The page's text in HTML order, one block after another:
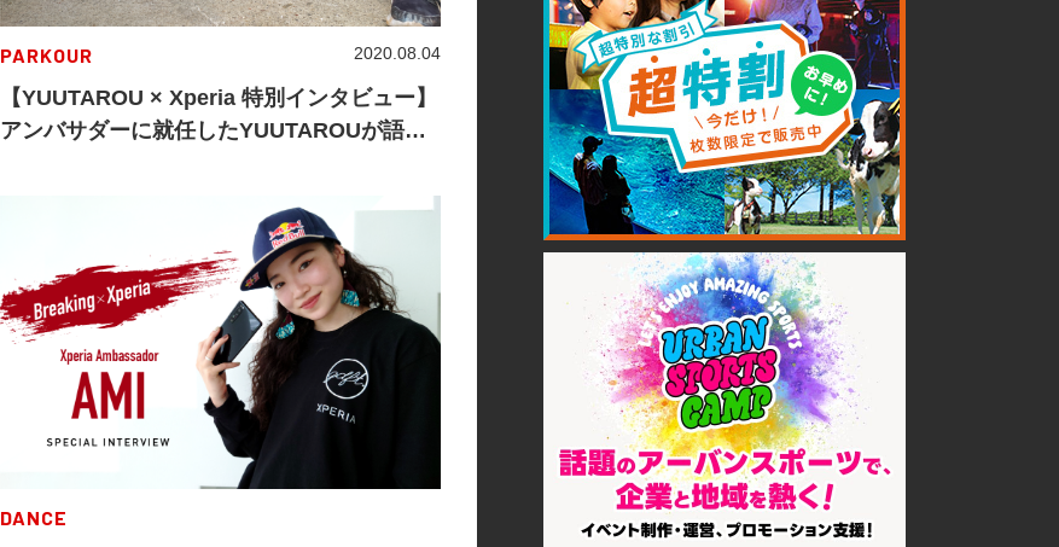
PARKOUR
【YUUTAROU × Xperia 特別インタビュー】
アンバサダーに就任したYUUTAROUが語る
2020.08.04
DANCE